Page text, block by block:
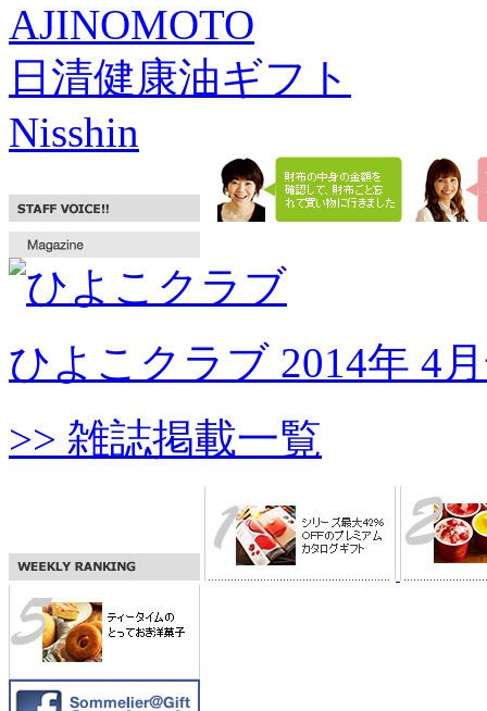
AJINOMOTO
日清健康油ギフト
Nisshin
ひよこクラブ 2014年 4
>> 雑誌掲載一覧